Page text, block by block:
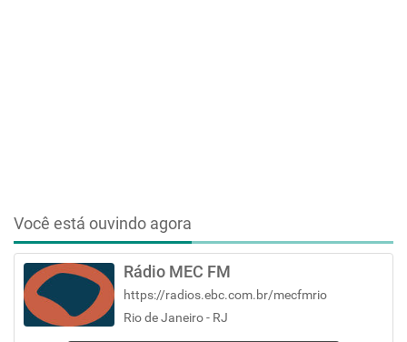
Você está ouvindo agora
Rádio MEC FM
https://radios.ebc.com.br/mecfmrio
Rio de Janeiro - RJ